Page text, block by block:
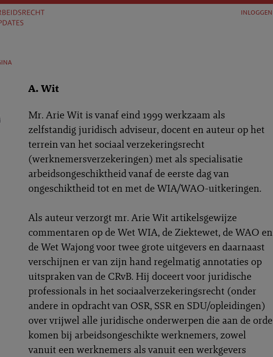
inloggen
A. Wit
Mr. Arie Wit is vanaf eind 1999 werkzaam als
zelfstandig juridisch adviseur, docent en auteur op het
terrein van het sociaal verzekeringsrecht
(werknemersverzekeringen) met als specialisatie
arbeidsongeschiktheid vanaf de eerste dag van
ongeschiktheid tot en met de WIA/WAO-uitkeringen.
Als auteur verzorgt mr. Arie Wit artikelsgewijze
commentaren op de Wet WIA, de Ziektewet, de WAO en
de Wet Wajong voor twee grote uitgevers en daarnaast
verschijnen er van zijn hand regelmatig annotaties op
uitspraken van de CRvB. Hij doceert voor juridische
professionals in het sociaalverzekeringsrecht (onder
andere in opdracht van OSR, SSR en SDU/opleidingen)
over vrijwel alle juridische onderwerpen die aan de orde
komen bij arbeidsongeschikte werknemers, zowel
vanuit een werknemers als vanuit een werkgevers